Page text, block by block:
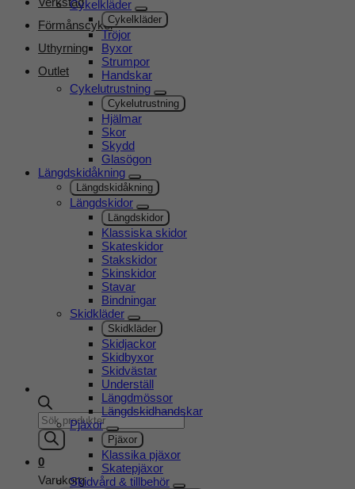
Förmånscykel
Uthyrning
Outlet
Products
search
0
Varukorg
Cykelkläder
Cykelkläder
Tröjor
Byxor
Strumpor
Handskar
Cykelutrustning
Cykelutrustning
Hjälmar
Skor
Skydd
Glasögon
Längdskidåkning
Längdskidåkning
Längdskidor
Längdskidor
Klassiska skidor
Skateskidor
Stakskidor
Skinskidor
Stavar
Bindningar
Skidkläder
Skidkläder
Skidjackor
Skidbyxor
Skidvästar
Underställ
Längdmössor
Längdskidhandskar
Pjäxor
Pjäxor
Klassika pjäxor
Skatepjäxor
Skidvård & tillbehör